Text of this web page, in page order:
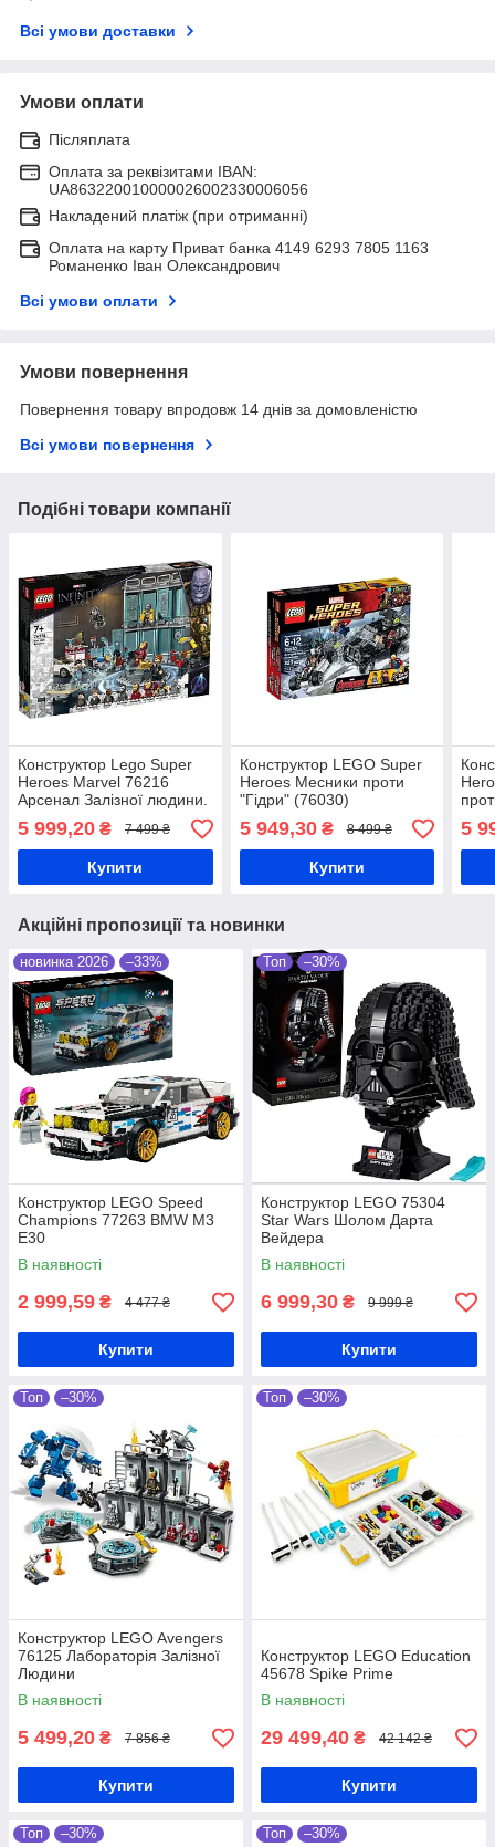
Всі умови доставки
Умови оплати
Післяплата
Оплата за реквізитами IBAN:
UA863220010000026002330006056
Накладений платіж (при отриманні)
Оплата на карту Приват банка 4149 6293 7805 1163
Романенко Іван Олександрович
Всі умови оплати
Умови повернення
Повернення товару впродовж 14 днів за домовленістю
Всі умови повернення
Подібні товари компанії
Конструктор Lego Super
Heroes Marvel 76216
Арсенал Залізної людини.
Супер Герої. 492 деталі
5 999,20 ₴ 7 499 ₴
Купити
Конструктор LEGO Super
Heroes Месники проти
"Гідри" (76030)
5 949,30₴ 8 499 ₴
Купити
5
Акційні пропозиції та новинки
новинка 2026 –33%
Конструктор LEGO Speed
Champions 77263 BMW M3
E30
В наявності
2 999,59 ₴ 4 477 ₴
Купити
Топ –30%
Конструктор LEGO 75304
Star Wars Шолом Дарта
Вейдера
В наявності
6 999,30 ₴ 9 999 ₴
Купити
Топ –30%
Конструктор LEGO Avengers
76125 Лабораторія Залізної
Людини
В наявності
5 499,20 ₴ 7 856 ₴
Купити
Топ –30%
Конструктор LEGO Education
45678 Spike Prime
В наявності
29 499,40 ₴ 42 142 ₴
Купити
Топ –30% Топ –30%